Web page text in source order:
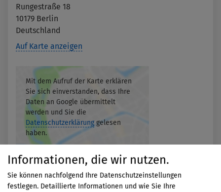
Informationen, die wir nutzen.
Sie können nachfolgend Ihre Datenschutzeinstellungen
festlegen. Detaillierte Informationen und wie Sie Ihre
Rungestraße 18
10179 Berlin
Deutschland
Auf Karte anzeigen
Mit dem Aufruf der Karte erklären
Sie sich einverstanden, dass Ihre
Daten an Google übermittelt
werden und Sie die
Datenschutzerklärung gelesen
haben.
Akzeptieren